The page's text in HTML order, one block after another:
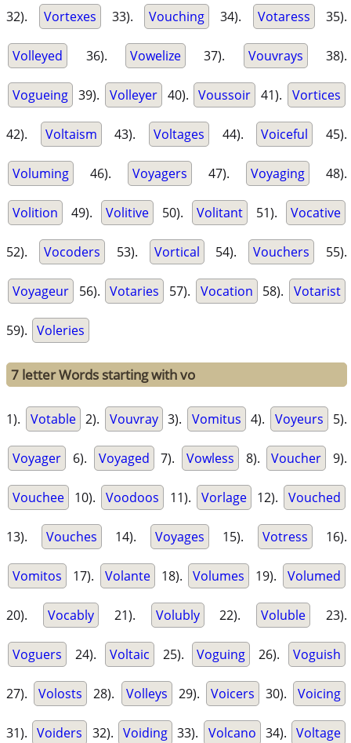
32). Vortexes 33). Vouching 34). Votaress 35).
Volleyed 36). Vowelize 37). Vouvrays 38).
Vogueing 39). Volleyer 40). Voussoir 41). Vortices
42). Voltaism 43). Voltages 44). Voiceful 45).
Voluming 46). Voyagers 47). Voyaging 48).
Volition 49). Volitive 50). Volitant 51). Vocative
52). Vocoders 53). Vortical 54). Vouchers 55).
Voyageur 56). Votaries 57). Vocation 58). Votarist
59). Voleries
7 letter Words starting with vo
1). Votable 2). Vouvray 3). Vomitus 4). Voyeurs 5).
Voyager 6). Voyaged 7). Vowless 8). Voucher 9).
Vouchee 10). Voodoos 11). Vorlage 12). Vouched
13). Vouches 14). Voyages 15). Votress 16).
Vomitos 17). Volante 18). Volumes 19). Volumed
20). Vocably 21). Volubly 22). Voluble 23).
Voguers 24). Voltaic 25). Voguing 26). Voguish
27). Volosts 28). Volleys 29). Voicers 30). Voicing
31). Voiders 32). Voiding 33). Volcano 34). Voltage